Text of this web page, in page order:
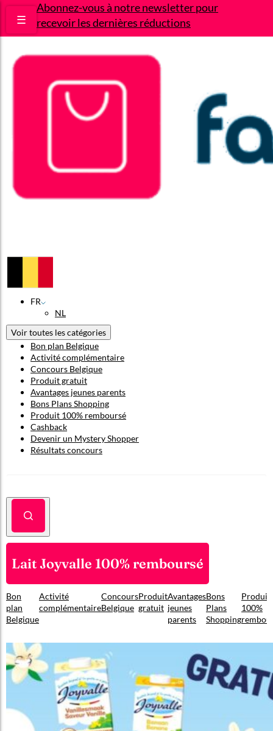
Abonnez-vous à notre newsletter pour
recevoir les dernières réductions
☰
FR
NL
Voir toutes les catégories
Bon plan Belgique
Activité complémentaire
Concours Belgique
Produit gratuit
Avantages jeunes parents
Bons Plans Shopping
Produit 100% remboursé
Cashback
Devenir un Mystery Shopper
Résultats concours
Lait Joyvalle 100% remboursé
Bon
plan
Belgique
Activité
complémentaire
Concours
Belgique
Produit
gratuit
Avantages
jeunes
parents
Bons
Plans
Shopping
Produit
100%